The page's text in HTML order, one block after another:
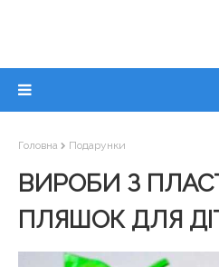
Головна Подарунки
ВИРОБИ З
ПЛЯШОК ДЛЯ